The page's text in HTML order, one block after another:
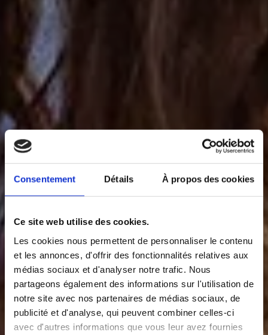
Consentement Détails À propos des cookies
Ce site web utilise des cookies.
Les cookies nous permettent de personnaliser le contenu
et les annonces, d'offrir des fonctionnalités relatives aux
médias sociaux et d'analyser notre trafic. Nous
partageons également des informations sur l'utilisation de
notre site avec nos partenaires de médias sociaux, de
publicité et d'analyse, qui peuvent combiner celles-ci
avec d'autres informations que vous leur avez fournies
Évènements
Évènements